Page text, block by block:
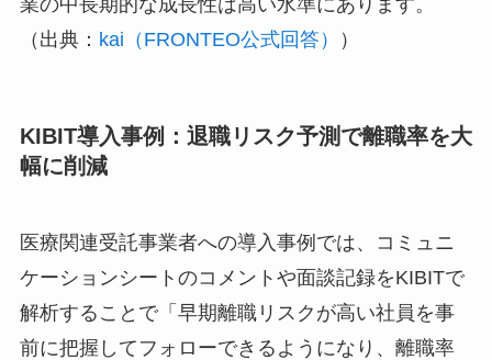
業の中長期的な成長性は高い水準にあります。
（出典： kai（FRONTEO公式回答） ）
KIBIT導入事例：退職リスク予測で離職率を大
幅に削減
医療関連受託事業者への導入事例では、コミュニ
ケーションシートのコメントや面談記録をKIBITで
解析することで「早期離職リスクが高い社員を事
前に把握してフォローできるようになり、離職率